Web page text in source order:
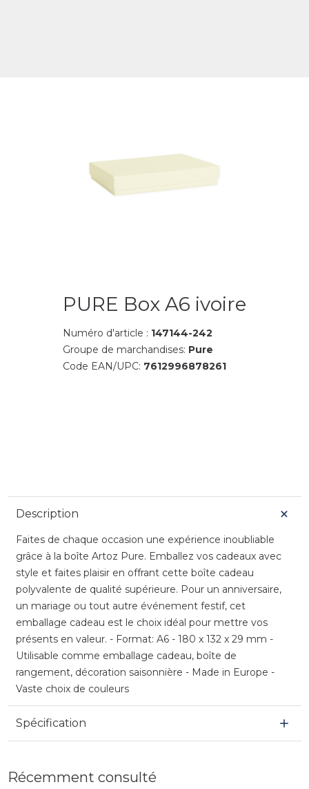
PURE Box A6 ivoire
Numéro d'article : 147144-242
Groupe de marchandises: Pure
Code EAN/UPC: 7612996878261
Description
Faites de chaque occasion une expérience inoubliable
grâce à la boîte Artoz Pure. Emballez vos cadeaux avec
style et faites plaisir en offrant cette boîte cadeau
polyvalente de qualité supérieure. Pour un anniversaire,
un mariage ou tout autre événement festif, cet
emballage cadeau est le choix idéal pour mettre vos
présents en valeur. - Format: A6 - 180 x 132 x 29 mm -
Utilisable comme emballage cadeau, boîte de
rangement, décoration saisonnière - Made in Europe -
Vaste choix de couleurs
Spécification
Récemment consulté